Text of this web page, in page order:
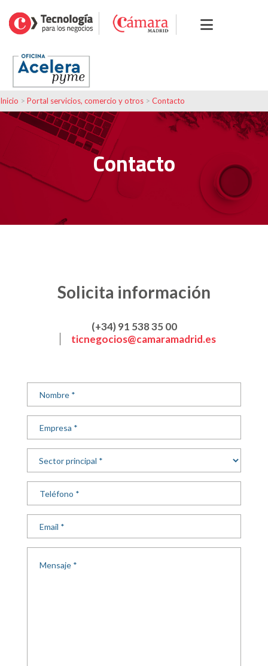
Inicio > Portal servicios, comercio y otros > Contacto
Contacto
Solicita información
(+34) 91 538 35 00
ticnegocios@camaramadrid.es